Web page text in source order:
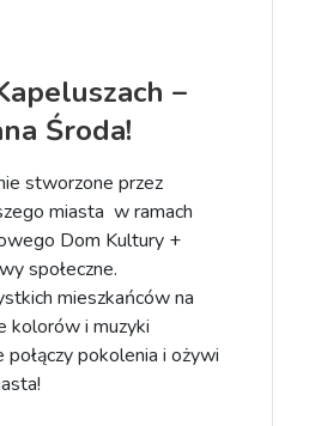
–
Środa!
stworzone przez
miasta w ramach
Dom Kultury +
społeczne.
mieszkańców na
kolorów i muzyki
pokolenia i ożywi